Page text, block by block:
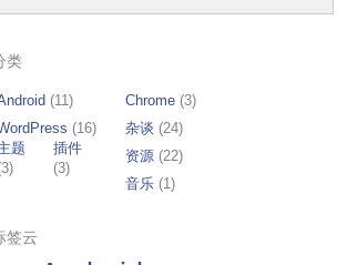
类
(11) Chrome (3)
(16)
题
插件
(3)
杂谈 (24)
资源 (22)
音乐 (1)
签云